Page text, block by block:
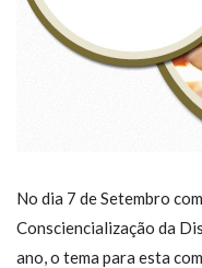
No dia 7 de Setembro
Consciencialização da
ano, o tema para esta